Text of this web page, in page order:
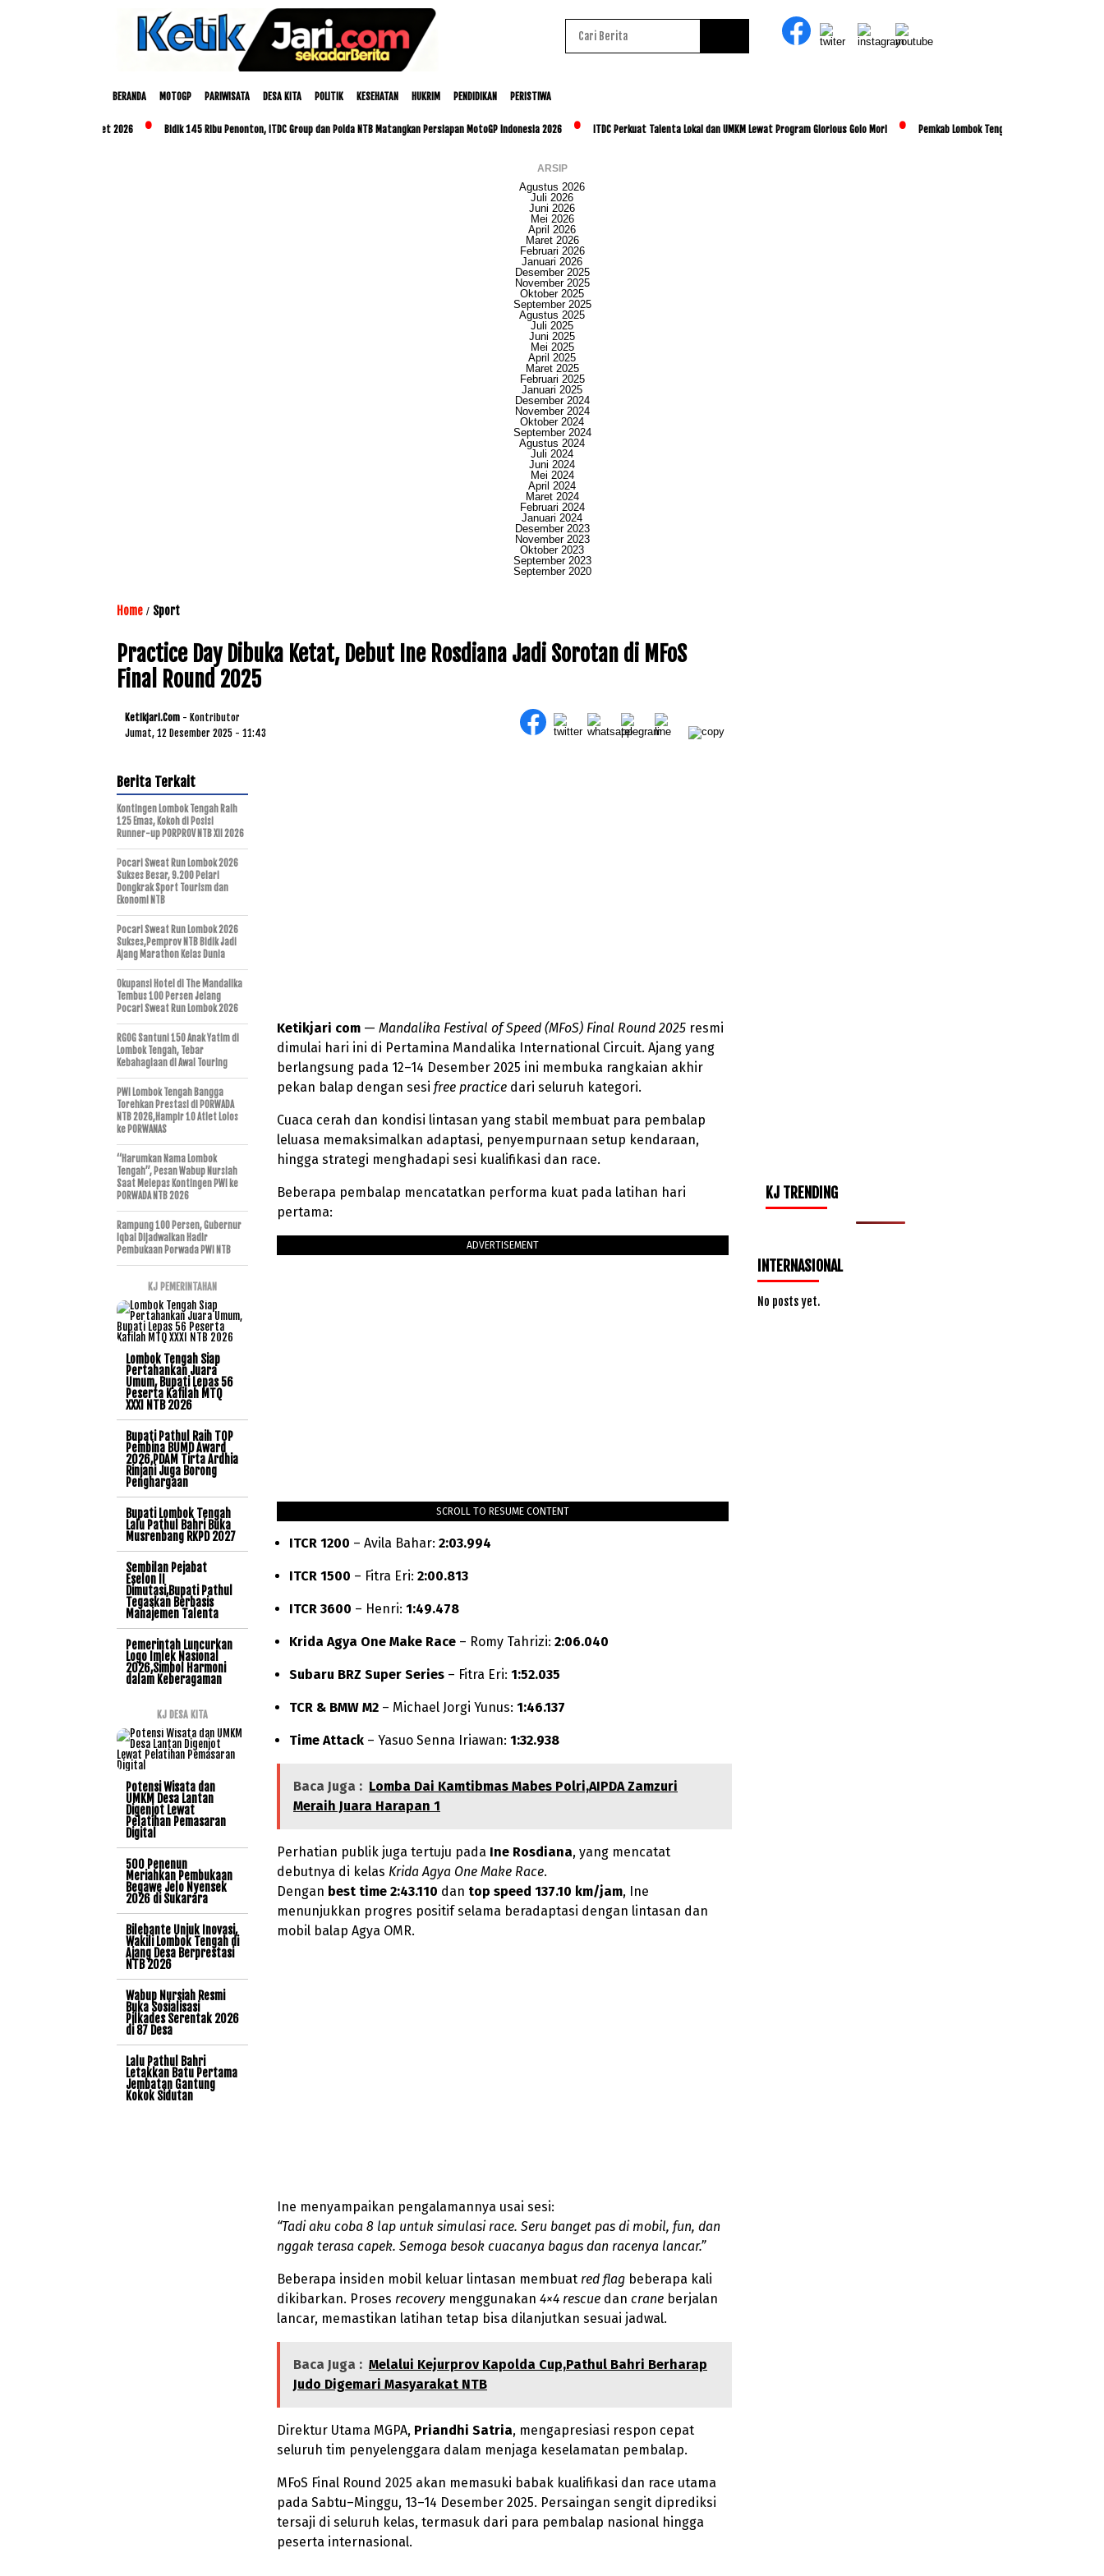
BERANDA MOTOGP PARIWISATA DESA KITA POLITIK KESEHATAN HUKRIM PENDIDIKAN PERISTIWA
Bidik 145 Ribu Penonton, ITDC Group dan Polda NTB Matangkan Persiapan MotoGP Indonesia 2026 ITDC Perkuat Talenta Lokal dan UMKM Lewat Program Glorious Golo Mori Pemkab Lombok Tengah Luncurkan BESTI, Libatkan
ARSIP
Agustus 2026
Juli 2026
Juni 2026
Mei 2026
April 2026
Maret 2026
Februari 2026
Januari 2026
Desember 2025
November 2025
Oktober 2025
September 2025
Agustus 2025
Juli 2025
Juni 2025
Mei 2025
April 2025
Maret 2025
Februari 2025
Januari 2025
Desember 2024
November 2024
Oktober 2024
September 2024
Agustus 2024
Juli 2024
Juni 2024
Mei 2024
April 2024
Maret 2024
Februari 2024
Januari 2024
Desember 2023
November 2023
Oktober 2023
September 2023
September 2020
Home / Sport
Practice Day Dibuka Ketat, Debut Ine Rosdiana Jadi Sorotan di MFoS
Final Round 2025
Ketikjari.com - Kontributor
Jumat, 12 Desember 2025 - 11:43
Ketikjari com — Mandalika Festival of Speed (MFoS) Final Round 2025 resmi
dimulai hari ini di Pertamina Mandalika International Circuit. Ajang yang
berlangsung pada 12–14 Desember 2025 ini membuka rangkaian akhir
pekan balap dengan sesi free practice dari seluruh kategori.
Cuaca cerah dan kondisi lintasan yang stabil membuat para pembalap
leluasa memaksimalkan adaptasi, penyempurnaan setup kendaraan,
hingga strategi menghadapi sesi kualifikasi dan race.
Beberapa pembalap mencatatkan performa kuat pada latihan hari
pertama:
ADVERTISEMENT
SCROLL TO RESUME CONTENT
ITCR 1200 – Avila Bahar: 2:03.994
ITCR 1500 – Fitra Eri: 2:00.813
ITCR 3600 – Henri: 1:49.478
Krida Agya One Make Race – Romy Tahrizi: 2:06.040
Subaru BRZ Super Series – Fitra Eri: 1:52.035
TCR & BMW M2 – Michael Jorgi Yunus: 1:46.137
Time Attack – Yasuo Senna Iriawan: 1:32.938
Baca Juga : Lomba Dai Kamtibmas Mabes Polri,AIPDA Zamzuri
Meraih Juara Harapan 1
Perhatian publik juga tertuju pada Ine Rosdiana, yang mencatat
debutnya di kelas Krida Agya One Make Race.
Dengan best time 2:43.110 dan top speed 137.10 km/jam, Ine
menunjukkan progres positif selama beradaptasi dengan lintasan dan
mobil balap Agya OMR.
Ine menyampaikan pengalamannya usai sesi:
“Tadi aku coba 8 lap untuk simulasi race. Seru banget pas di mobil, fun, dan
nggak terasa capek. Semoga besok cuacanya bagus dan racenya lancar.”
Beberapa insiden mobil keluar lintasan membuat red flag beberapa kali
dikibarkan. Proses recovery menggunakan 4×4 rescue dan crane berjalan
lancar, memastikan latihan tetap bisa dilanjutkan sesuai jadwal.
Baca Juga : Melalui Kejurprov Kapolda Cup,Pathul Bahri Berharap
Judo Digemari Masyarakat NTB
Direktur Utama MGPA, Priandhi Satria, mengapresiasi respon cepat
seluruh tim penyelenggara dalam menjaga keselamatan pembalap.
MFoS Final Round 2025 akan memasuki babak kualifikasi dan race utama
pada Sabtu–Minggu, 13–14 Desember 2025. Persaingan sengit diprediksi
tersaji di seluruh kelas, termasuk dari para pembalap nasional hingga
peserta internasional.
Berita Terkait
Kontingen Lombok Tengah Raih
125 Emas, Kokoh di Posisi
Runner-up PORPROV NTB XII 2026
Pocari Sweat Run Lombok 2026
Sukses Besar, 9.200 Pelari
Dongkrak Sport Tourism dan
Ekonomi NTB
Pocari Sweat Run Lombok 2026
Sukses,Pemprov NTB Bidik Jadi
Ajang Marathon Kelas Dunia
Okupansi Hotel di The Mandalika
Tembus 100 Persen Jelang
Pocari Sweat Run Lombok 2026
RGOG Santuni 150 Anak Yatim di
Lombok Tengah, Tebar
Kebahagiaan di Awal Touring
PWI Lombok Tengah Bangga
Torehkan Prestasi di PORWADA
NTB 2026,Hampir 10 Atlet Lolos
ke PORWANAS
“Harumkan Nama Lombok
Tengah”, Pesan Wabup Nursiah
Saat Melepas Kontingen PWI ke
PORWADA NTB 2026
Rampung 100 Persen, Gubernur
Iqbal Dijadwalkan Hadir
Pembukaan Porwada PWI NTB
KJ PEMERINTAHAN
Lombok Tengah Siap
Pertahankan Juara
Umum, Bupati Lepas 56
Peserta Kafilah MTQ
XXXI NTB 2026
Bupati Pathul Raih TOP
Pembina BUMD Award
2026,PDAM Tirta Ardhia
Rinjani Juga Borong
Penghargaan
Bupati Lombok Tengah
Lalu Pathul Bahri Buka
Musrenbang RKPD 2027
Sembilan Pejabat
Eselon II
Dimutasi,Bupati Pathul
Tegaskan Berbasis
Manajemen Talenta
Pemerintah Luncurkan
Logo Imlek Nasional
2026,Simbol Harmoni
dalam Keberagaman
KJ DESA KITA
Potensi Wisata dan
UMKM Desa Lantan
Digenjot Lewat
Pelatihan Pemasaran
Digital
500 Penenun
Meriahkan Pembukaan
Begawe Jelo Nyensek
2026 di Sukarara
Bilebante Unjuk Inovasi,
Wakili Lombok Tengah di
Ajang Desa Berprestasi
NTB 2026
Wabup Nursiah Resmi
Buka Sosialisasi
Pilkades Serentak 2026
di 87 Desa
Lalu Pathul Bahri
Letakkan Batu Pertama
Jembatan Gantung
Kokok Sidutan
KJ TRENDING
INTERNASIONAL
No posts yet.